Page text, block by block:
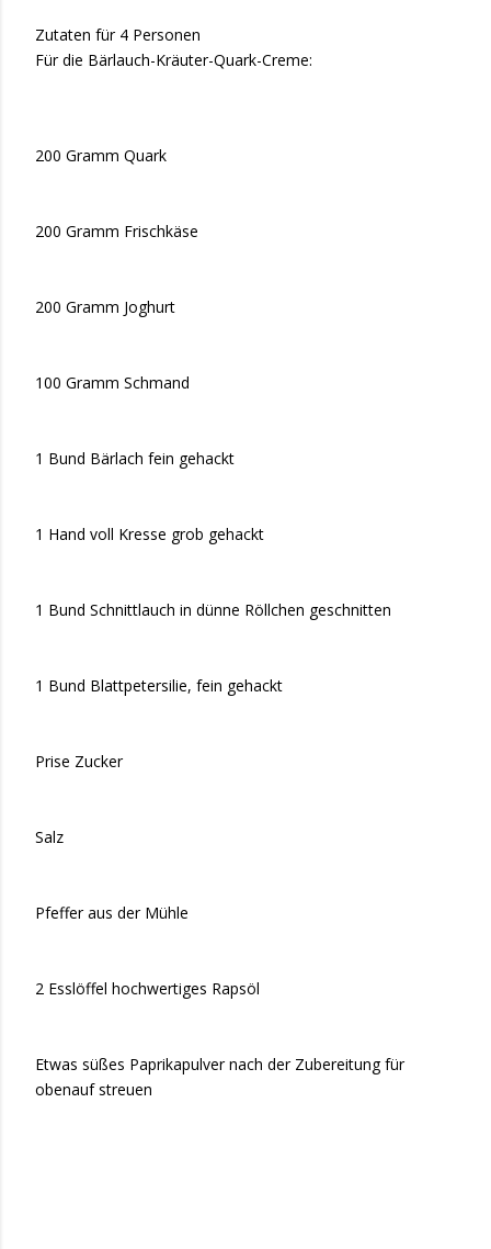
Zutaten für 4 Personen
Für die Bärlauch-Kräuter-Quark-Creme:
200 Gramm Quark
200 Gramm Frischkäse
200 Gramm Joghurt
100 Gramm Schmand
1 Bund Bärlach fein gehackt
1 Hand voll Kresse grob gehackt
1 Bund Schnittlauch in dünne Röllchen geschnitten
1 Bund Blattpetersilie, fein gehackt
Prise Zucker
Salz
Pfeffer aus der Mühle
2 Esslöffel hochwertiges Rapsöl
Etwas süßes Paprikapulver nach der Zubereitung für
obenauf streuen